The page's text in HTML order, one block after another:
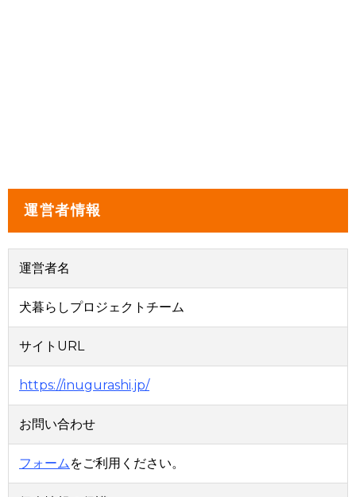
運営者情報
運営者名
犬暮らしプロジェクトチーム
サイトURL
https://inugurashi.jp/
お問い合わせ
フォームをご利用ください。